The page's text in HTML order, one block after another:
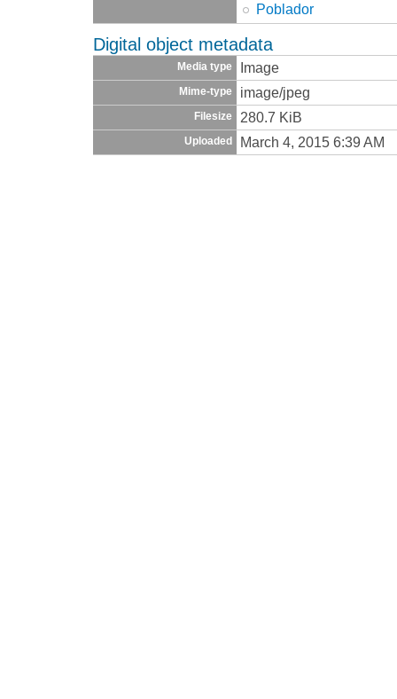
Poblador
Digital object metadata
Media type Image
Mime-type image/jpeg
Filesize 280.7 KiB
Uploaded March 4, 2015 6:39 AM